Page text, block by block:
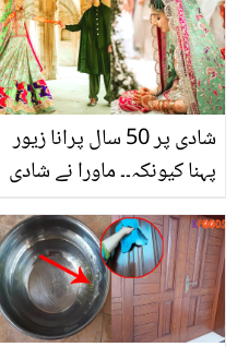
شادی پر 50 سال پرانا زیور
پہنا کیونکہ۔۔ ماورا نے شادی
کے دن پرانا دوپٹہ اور زیور
کیوں پہنا؟ وجہ بتا کر سب
کے دل جیت لئے